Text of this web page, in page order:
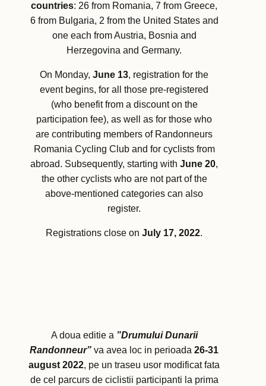
countries: 26 from Romania, 7 from Greece,
6 from Bulgaria, 2 from the United States and
one each from Austria, Bosnia and
Herzegovina and Germany.
On Monday, June 13, registration for the
event begins, for all those pre-registered
(who benefit from a discount on the
participation fee), as well as for those who
are contributing members of Randonneurs
Romania Cycling Club and for cyclists from
abroad. Subsequently, starting with June 20,
the other cyclists who are not part of the
above-mentioned categories can also
register.
Registrations close on July 17, 2022.
A doua editie a ”Drumului Dunarii
Randonneur” va avea loc in perioada 26-31
august 2022, pe un traseu usor modificat fata
de cel parcurs de ciclistii participanti la prima